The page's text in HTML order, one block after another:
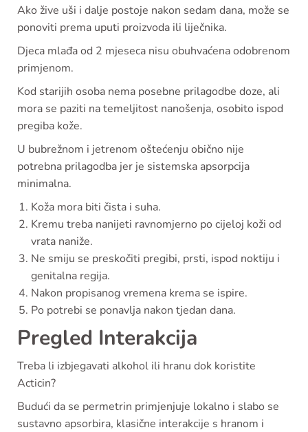
Ako žive uši i dalje postoje nakon sedam dana, može se
ponoviti prema uputi proizvoda ili liječnika.
Djeca mlađa od 2 mjeseca nisu obuhvaćena odobrenom
primjenom.
Kod starijih osoba nema posebne prilagodbe doze, ali
mora se paziti na temeljitost nanošenja, osobito ispod
pregiba kože.
U bubrežnom i jetrenom oštećenju obično nije
potrebna prilagodba jer je sistemska apsorpcija
minimalna.
Koža mora biti čista i suha.
Kremu treba nanijeti ravnomjerno po cijeloj koži od
vrata naniže.
Ne smiju se preskočiti pregibi, prsti, ispod noktiju i
genitalna regija.
Nakon propisanog vremena krema se ispire.
Po potrebi se ponavlja nakon tjedan dana.
Pregled Interakcija
Treba li izbjegavati alkohol ili hranu dok koristite
Acticin?
Budući da se permetrin primjenjuje lokalno i slabo se
sustavno apsorbira, klasične interakcije s hranom i